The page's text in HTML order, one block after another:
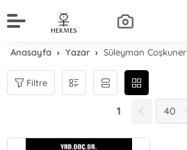
Anasayfa Yazar Süleyman Coşkuner
Filtre
1